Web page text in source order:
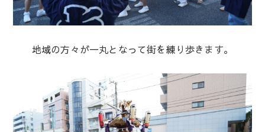
地域の方々が一丸となって街を練り歩きます。